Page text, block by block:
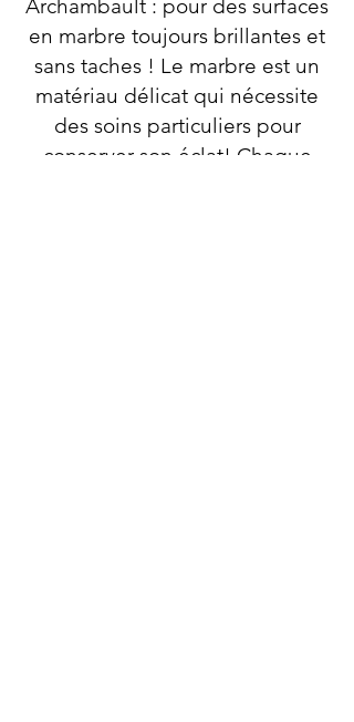
Archambault : pour des surfaces
en marbre toujours brillantes et
sans taches ! Le marbre est un
matériau délicat qui nécessite
des soins particuliers pour
conserver son éclat! Chaque